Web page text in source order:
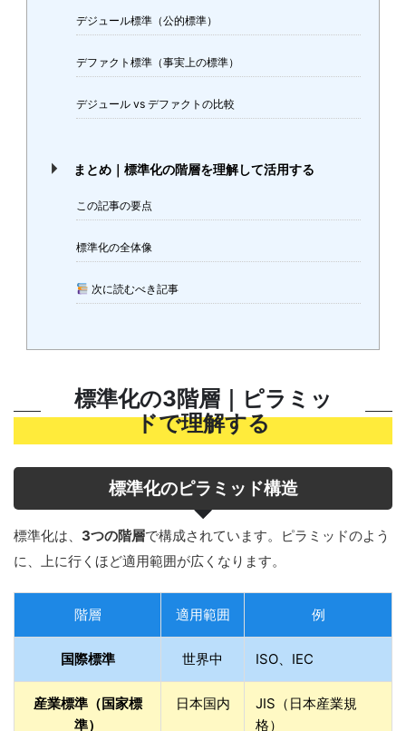
デジュール標準（公的標準）
デファクト標準（事実上の標準）
デジュール vs デファクトの比較
まとめ｜標準化の階層を理解して活用する
この記事の要点
標準化の全体像
次に読むべき記事
標準化の3階層｜ピラミッ
ドで理解する
標準化のピラミッド構造
標準化は、 3つの階層で構成されています。ピラミッドのよう
に、上に行くほど適用範囲が広くなります。
階層 適用範囲 例
国際標準 世界中 ISO、IEC
産業標準（国家標
準）
日本国内
JIS（日本産業規
格）